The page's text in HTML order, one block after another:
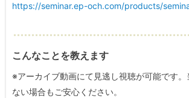
https://seminar.ep-och.com/products/
こんなことを教えます
※アーカイブ動画にて見逃し視聴が可能です。
ない場合もご安心ください。